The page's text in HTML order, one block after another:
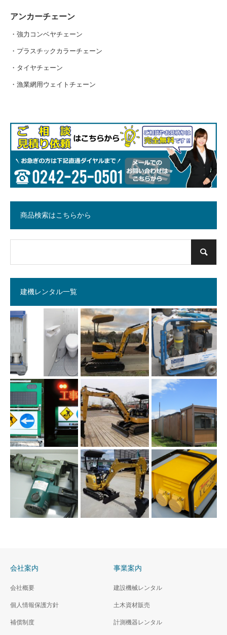
アンカーチェーン
・強力コンベヤチェーン
・プラスチックカラーチェーン
・タイヤチェーン
・漁業網用ウェイトチェーン
商品検索はこちらから
建機レンタル一覧
会社案内
会社概要
個人情報保護方針
補償制度
事業案内
建設機械レンタル
土木資材販売
計測機器レンタル